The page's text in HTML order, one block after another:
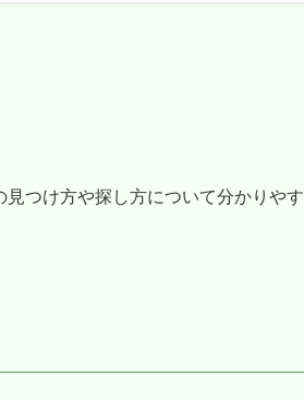
つけ方や探し方について分かりやす